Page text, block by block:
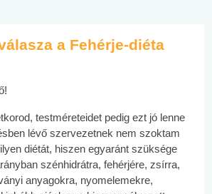
a Fehérje-diéta
testméreteidet pedig ezt jó lenne
lévő szervezetnek nem szoktam
diétát, hiszen egyaránt szüksége
szénhidrátra, fehérjére, zsírra,
anyagokra, nyomelemekre,